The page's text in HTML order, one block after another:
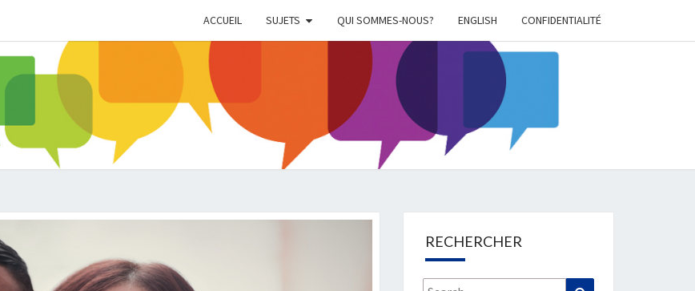
ACCUEIL SUJETS QUI SOMMES-NOUS? ENGLISH CONFIDENTIALITÉ
BLOGUE DE
LA SOCIÉTÉ
ALZHEIMER
RECHERCHER
Search